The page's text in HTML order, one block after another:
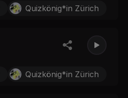
Quizkönig*in Zürich
Quizkönig*in Zürich